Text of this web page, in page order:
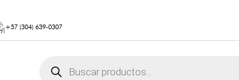
+57 (304) 639-0307